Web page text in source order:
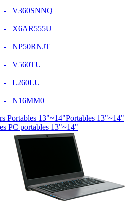
- V360SNNQ
- X6AR555U
- NP50RNJT
- V560TU
- L260LU
- N16MM0
Portables 13"~14"
PC portables 13"~14"